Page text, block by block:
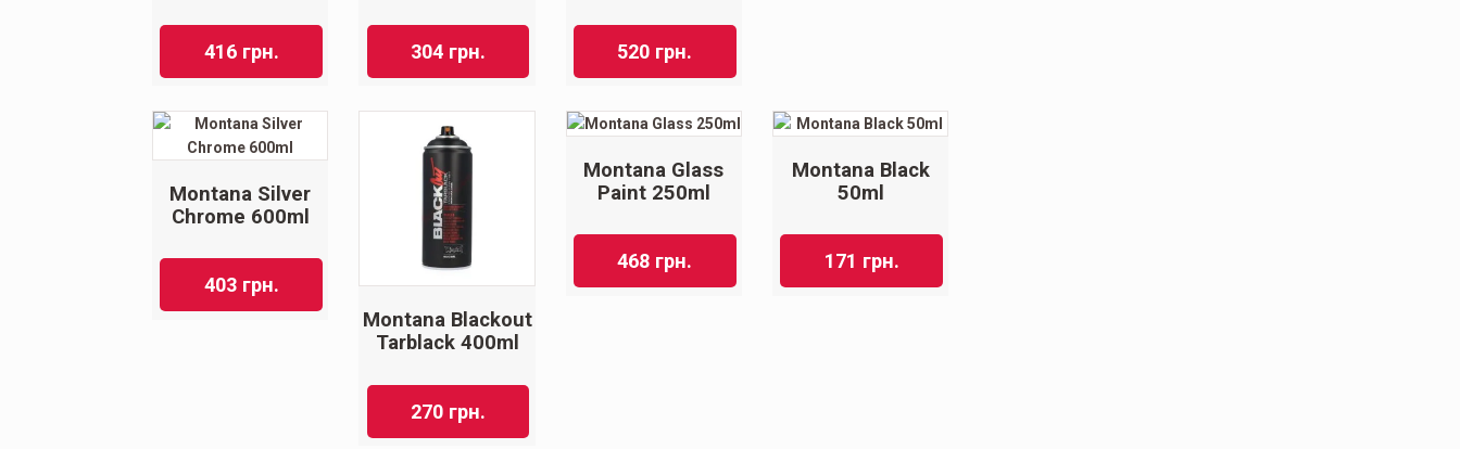
416 грн. 304 грн. 520 грн.
Montana Silver
Chrome 600ml
403 грн.
Montana Blackout
Tarblack 400ml
270 грн.
Montana Glass
Paint 250ml
468 грн.
Montana Black
50ml
171 грн.